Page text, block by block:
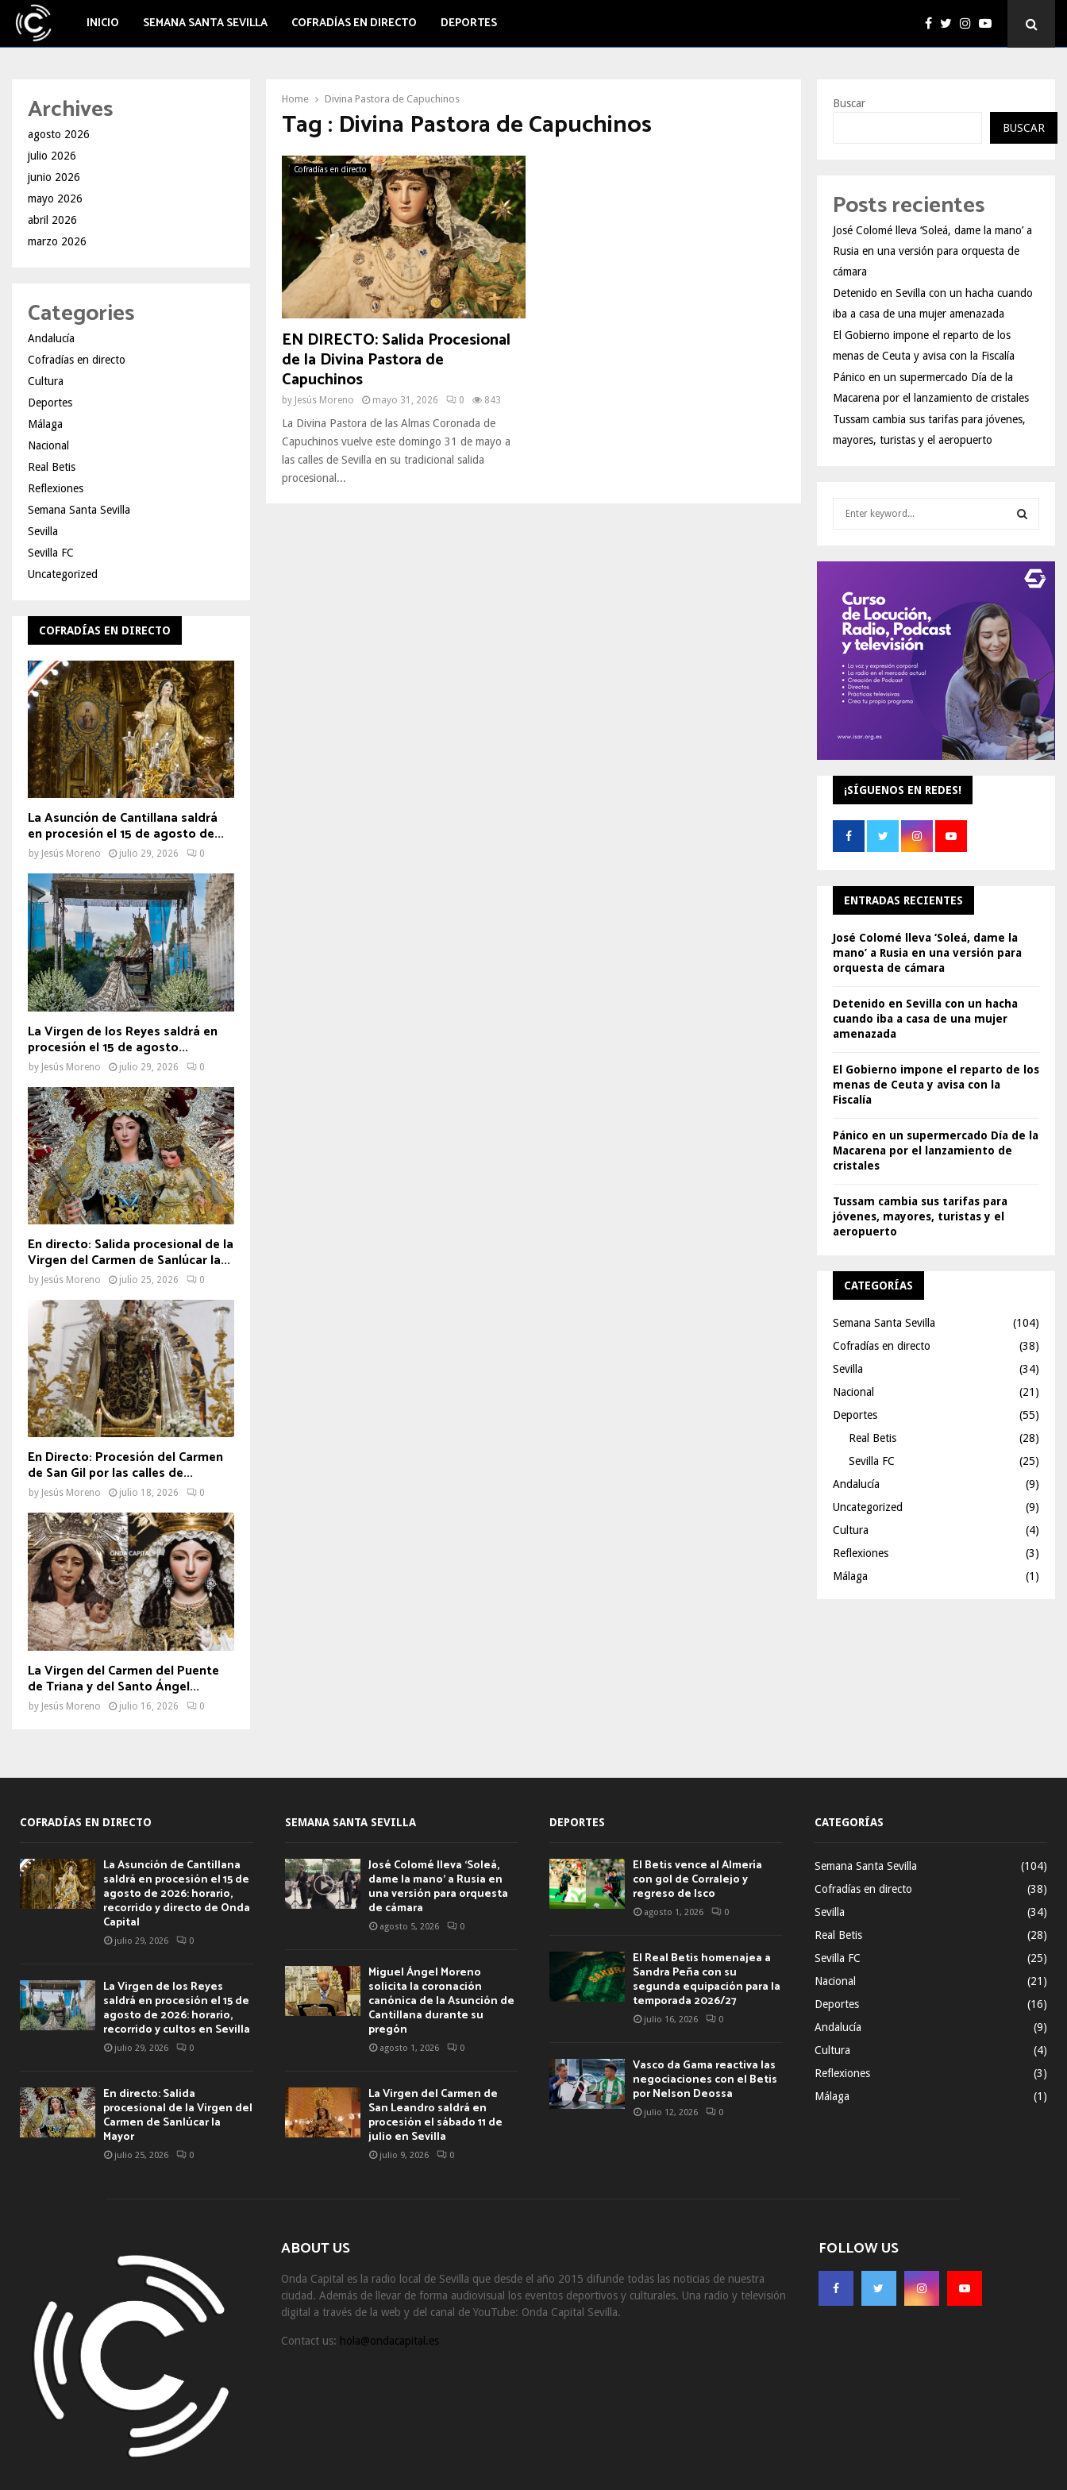
INICIO SEMANA SANTA SEVILLA COFRADÍAS EN DIRECTO DEPORTES
Home Divina Pastora de Capuchinos
Tag : Divina Pastora de Capuchinos
Cofradías en directo
EN DIRECTO: Salida Procesional
de la Divina Pastora de
Capuchinos
by Jesús Moreno mayo 31, 2026 0 843
La Divina Pastora de las Almas Coronada de
Capuchinos vuelve este domingo 31 de mayo a
las calles de Sevilla en su tradicional salida
procesional...
Archives
agosto 2026
julio 2026
junio 2026
mayo 2026
abril 2026
marzo 2026
Categories
Andalucía
Cofradías en directo
Cultura
Deportes
Málaga
Nacional
Real Betis
Reflexiones
Semana Santa Sevilla
Sevilla
Sevilla FC
Uncategorized
COFRADÍAS EN DIRECTO
La Asunción de Cantillana saldrá
en procesión el 15 de agosto de...
by Jesús Moreno julio 29, 2026 0
La Virgen de los Reyes saldrá en
procesión el 15 de agosto...
by Jesús Moreno julio 29, 2026 0
En directo: Salida procesional de la
Virgen del Carmen de Sanlúcar la...
by Jesús Moreno julio 25, 2026 0
En Directo: Procesión del Carmen
de San Gil por las calles de...
by Jesús Moreno julio 18, 2026 0
La Virgen del Carmen del Puente
de Triana y del Santo Ángel...
by Jesús Moreno julio 16, 2026 0
Buscar
BUSCAR
Posts recientes
José Colomé lleva ‘Soleá, dame la mano’ a
Rusia en una versión para orquesta de
cámara
Detenido en Sevilla con un hacha cuando
iba a casa de una mujer amenazada
El Gobierno impone el reparto de los
menas de Ceuta y avisa con la Fiscalía
Pánico en un supermercado Día de la
Macarena por el lanzamiento de cristales
Tussam cambia sus tarifas para jóvenes,
mayores, turistas y el aeropuerto
C
H
¡SÍGUENOS EN REDES!
ENTRADAS RECIENTES
José Colomé lleva ‘Soleá, dame la
mano’ a Rusia en una versión para
orquesta de cámara
Detenido en Sevilla con un hacha
cuando iba a casa de una mujer
amenazada
El Gobierno impone el reparto de los
menas de Ceuta y avisa con la
Fiscalía
Pánico en un supermercado Día de la
Macarena por el lanzamiento de
cristales
Tussam cambia sus tarifas para
jóvenes, mayores, turistas y el
aeropuerto
CATEGORÍAS
Semana Santa Sevilla
(104)
Cofradías en directo
(38)
Sevilla
(34)
Nacional
(21)
Deportes
(55)
Real Betis
(28)
Sevilla FC
(25)
Andalucía
(9)
Uncategorized
(9)
Cultura
(4)
Reflexiones
(3)
Málaga
(1)
COFRADÍAS EN DIRECTO
La Asunción de Cantillana
saldrá en procesión el 15 de
agosto de 2026: horario,
recorrido y directo de Onda
Capital
julio 29, 2026 0
La Virgen de los Reyes
saldrá en procesión el 15 de
agosto de 2026: horario,
recorrido y cultos en Sevilla
julio 29, 2026 0
En directo: Salida
procesional de la Virgen del
Carmen de Sanlúcar la
Mayor
julio 25, 2026 0
SEMANA SANTA SEVILLA
José Colomé lleva ‘Soleá,
dame la mano’ a Rusia en
una versión para orquesta
de cámara
agosto 5, 2026 0
Miguel Ángel Moreno
solicita la coronación
canónica de la Asunción de
Cantillana durante su
pregón
agosto 1, 2026 0
La Virgen del Carmen de
San Leandro saldrá en
procesión el sábado 11 de
julio en Sevilla
julio 9, 2026 0
DEPORTES
El Betis vence al Almería
con gol de Corralejo y
regreso de Isco
agosto 1, 2026 0
El Real Betis homenajea a
Sandra Peña con su
segunda equipación para la
temporada 2026/27
julio 16, 2026 0
Vasco da Gama reactiva las
negociaciones con el Betis
por Nelson Deossa
julio 12, 2026 0
CATEGORÍAS
Semana Santa Sevilla
(104)
Cofradías en directo
(38)
Sevilla
(34)
Real Betis
(28)
Sevilla FC
(25)
Nacional
(21)
Deportes
(16)
Andalucía
(9)
Cultura
(4)
Reflexiones
(3)
Málaga
(1)
ABOUT US
Onda Capital es la radio local de Sevilla que desde el año 2015 difunde todas las noticias de nuestra
ciudad. Además de llevar de forma audiovisual los eventos deportivos y culturales. Una radio y televisión
digital a través de la web y del canal de YouTube: Onda Capital Sevilla.
Contact us: hola@ondacapital.es
FOLLOW US